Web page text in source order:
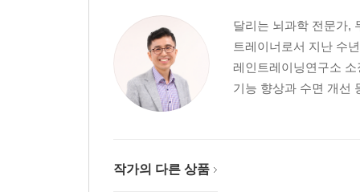
달리는 뇌과학 전문가,
트레이너로서 지난 수
레인트레이닝연구소
기능 향상과 수면 개선
작가의 다른 상품